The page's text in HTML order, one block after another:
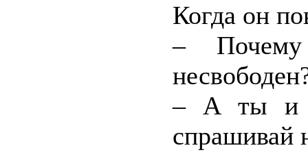
Когда он
–
– А ты и
спрашивай